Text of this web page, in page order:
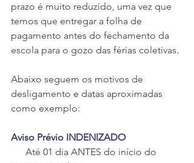
prazo é muito reduzido, uma vez que
temos que entregar a folha de
pagamento antes do fechamento da
escola para o gozo das férias coletivas.
Abaixo seguem os motivos de
desligamento e datas aproximadas
como exemplo:
Aviso Prévio INDENIZADO
Até 01 dia ANTES do início do